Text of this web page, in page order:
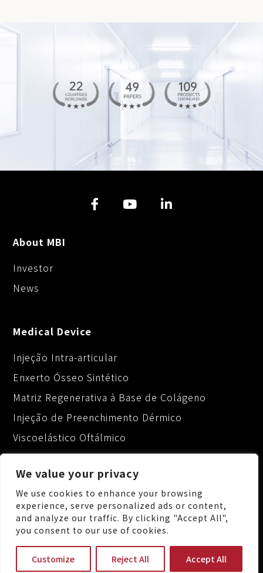
We value your privacy
We use cookies to enhance your browsing
experience, serve personalized ads or content,
and analyze our traffic. By clicking "Accept All",
you consent to our use of cookies.
Customize Reject All Accept All
About MBI
Investor
News
Medical Device
Injeção Intra-articular
Enxerto Ósseo Sintético
Matriz Regenerativa à Base de Colágeno
Injeção de Preenchimento Dérmico
Viscoelástico Oftálmico
No.88, Keji 1st Rd., Guishan Dist., Taoyuan City
333, Taiwan (R.O.C.)
+886-3-3287222